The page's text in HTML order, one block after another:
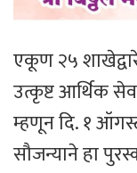
एकूण २५ शाखेद्वारे
उत्कृष्ट आर्थिक
म्हणून दि. १
सौजन्याने हा